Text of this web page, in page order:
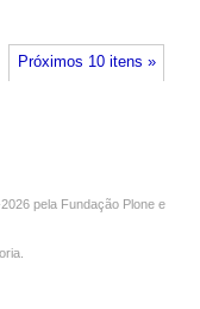
Próximos 10 itens »
pela Fundação Plone e